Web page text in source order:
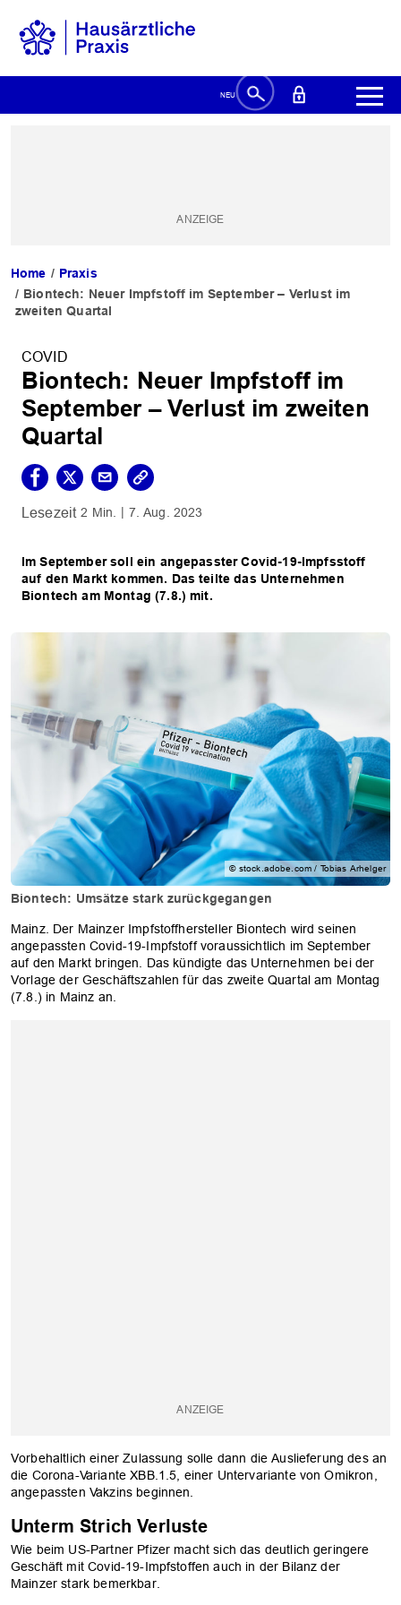
Home
Praxis
Biontech: Neuer Impfstoff im September – Verlust im
zweiten Quartal
COVID
Biontech: Neuer Impfstoff im
September – Verlust im zweiten
Quartal
2 Min. 7. Aug. 2023
Im September soll ein angepasster Covid-19-Impfsstoff
auf den Markt kommen. Das teilte das Unternehmen
Biontech am Montag (7.8.) mit.
© stock.adobe.com / Tobias Arhelger
Biontech: Umsätze stark zurückgegangen
Mainz. Der Mainzer Impfstoffhersteller Biontech wird seinen
angepassten Covid-19-Impfstoff voraussichtlich im September
auf den Markt bringen. Das kündigte das Unternehmen bei der
Vorlage der Geschäftszahlen für das zweite Quartal am Montag
(7.8.) in Mainz an.
Vorbehaltlich einer Zulassung solle dann die Auslieferung des an
die Corona-Variante XBB.1.5, einer Untervariante von Omikron,
angepassten Vakzins beginnen.
Unterm Strich Verluste
Wie beim US-Partner Pfizer macht sich das deutlich geringere
Geschäft mit Covid-19-Impfstoffen auch in der Bilanz der
Mainzer stark bemerkbar.